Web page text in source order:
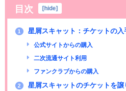
目次 [hide]
1 星屑スキャット：チケットの入
公式サイトからの購入
二次流通サイト利用
ファンクラブからの購入
2 星屑スキャットのチケットを譲